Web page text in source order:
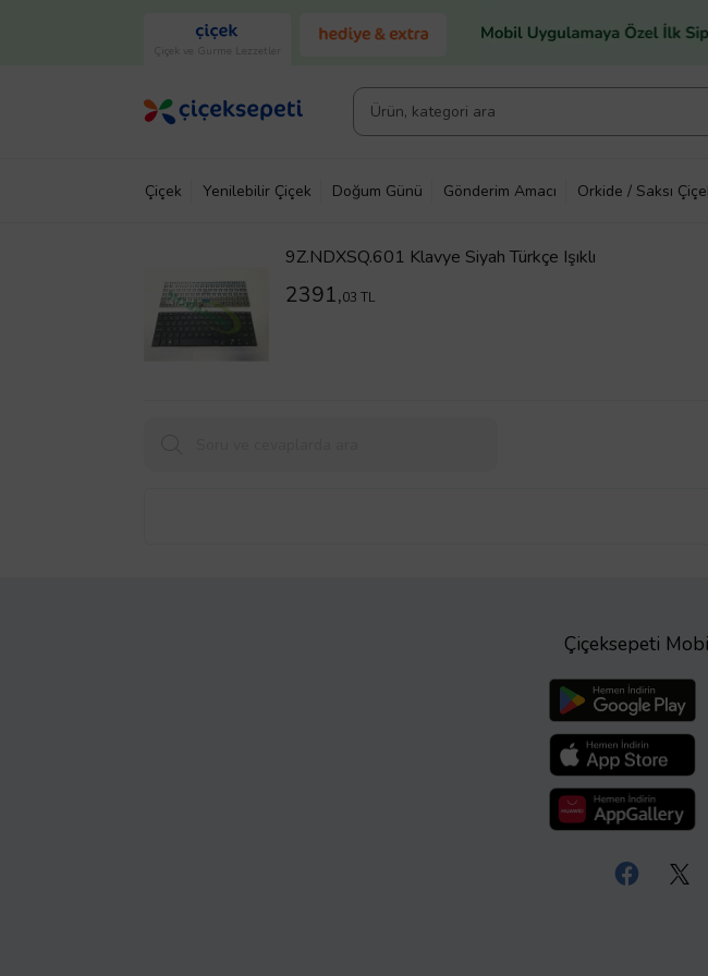
Çiçek ve Gurme Lezzetler
Çiçek Yenilebilir Çiçek Doğum Günü Gönderim Amacı Orkide / Saksı
9Z.NDXSQ.601 Klavye Siyah Türkçe Işıklı
2391,03 TL
Çiçeksepeti